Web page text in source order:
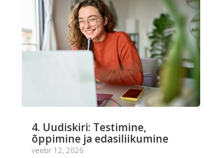
4. Uudiskiri: Testimine,
õppimine ja edasiliikumine
veebr 12, 2026